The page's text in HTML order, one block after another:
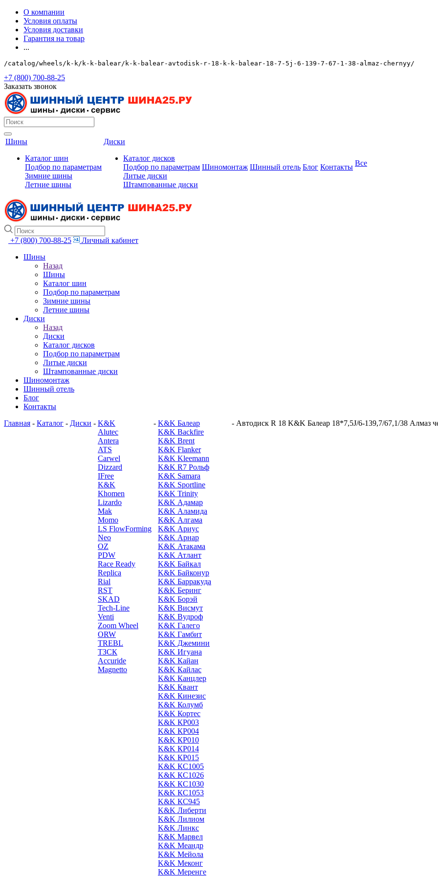
О компании
Условия оплаты
Условия доставки
Гарантия на товар
...
/catalog/wheels/k-k/k-k-balear/k-k-balear-avtodisk-r-18-k-k-balear-18-7-5j-6-139-7-67-1-38-almaz-chernyy/
+7 (800) 700-88-25
Заказать звонок
Шины
Каталог шин
Подбор по параметрам
Зимние шины
Летние шины
Диски
Каталог дисков
Подбор по параметрам
Литые диски
Штампованные диски
Шиномонтаж Шинный отель Блог Контакты Все
+7 (800) 700-88-25
Личный кабинет
Шины
Назад
Шины
Каталог шин
Подбор по параметрам
Зимние шины
Летние шины
Диски
Назад
Диски
Каталог дисков
Подбор по параметрам
Литые диски
Штампованные диски
Шиномонтаж
Шинный отель
Блог
Контакты
Главная - Каталог - Диски - K&K
Alutec
Antera
ATS
Carwel
Dizzard
IFree
K&K
Khomen
Lizardo
Mak
Momo
LS FlowForming
Neo
OZ
PDW
Race Ready
Replica
Rial
RST
SKAD
Tech-Line
Venti
Zoom Wheel
ORW
TREBL
ТЗСК
Accuride
Magnetto
- K&K Балеар
K&K Backfire
K&K Brent
K&K Flanker
K&K Kleemann
K&K R7 Рольф
K&K Samara
K&K Sportline
K&K Trinity
K&K Адамар
K&K Аламида
K&K Алгама
K&K Ариус
K&K Арнар
K&K Атакама
K&K Атлант
K&K Байкал
K&K Байконур
K&K Барракуда
K&K Беринг
K&K Борэй
K&K Висмут
K&K Вудроф
K&K Галего
K&K Гамбит
K&K Джемини
K&K Игуана
K&K Кайан
K&K Кайлас
K&K Канцлер
K&K Квант
K&K Кинезис
K&K Колумб
K&K Кортес
K&K КР003
K&K КР004
K&K КР010
K&K КР014
K&K КР015
K&K КС1005
K&K КС1026
K&K КС1030
K&K КС1053
K&K КС945
K&K Либерти
K&K Лилиом
K&K Линкс
K&K Марвел
K&K Меандр
K&K Мейола
K&K Меконг
K&K Меренге
- Автодиск R 18 K&K Балеар 18*7,5J/6-139,7/67,1/38 Алмаз